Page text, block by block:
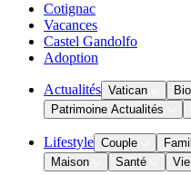
Cotignac
Vacances
Castel Gandolfo
Adoption
Actualités Vatican
Patrimoine Actualités
Lifestyle Couple
Maison
Santé